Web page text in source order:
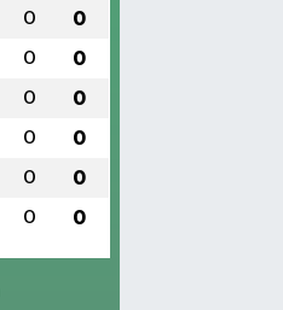
0 0
0 0
0 0
0 0
0 0
0 0